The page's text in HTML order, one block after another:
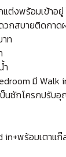
ต่งพร้อมเข้าอยู่
วกสบายติดกาด
ท
ำ
มี Walk
นชักโครกปรับ
in+พร้อมเตาแ